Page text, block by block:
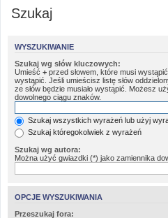
Szukaj
WYSZUKIWANIE
Szukaj wg słów kluczowych:
Umieść + przed słowem, które musi
wystąpić. Jeśli umieścisz listę słów
ze słów będzie musiało wystąpić. Możesz
dowolnego ciągu znaków.
Szukaj wszystkich wyrażeń lub użyj
Szukaj któregokolwiek z wyrażeń
Szukaj wg autora:
Można użyć gwiazdki (*) jako zamiennika
OPCJE WYSZUKIWANIA
Przeszukaj fora: